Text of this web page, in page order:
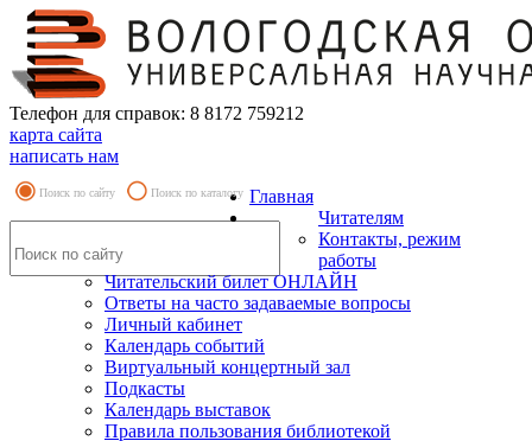
Телефон для справок: 8 8172 759212
карта сайта
написать нам
Поиск по сайту Поиск по каталогу Главная
Читателям
Контакты, режим
работы
Читательский билет ОНЛАЙН
Ответы на часто задаваемые вопросы
Личный кабинет
Календарь событий
Виртуальный концертный зал
Подкасты
Календарь выставок
Правила пользования библиотекой